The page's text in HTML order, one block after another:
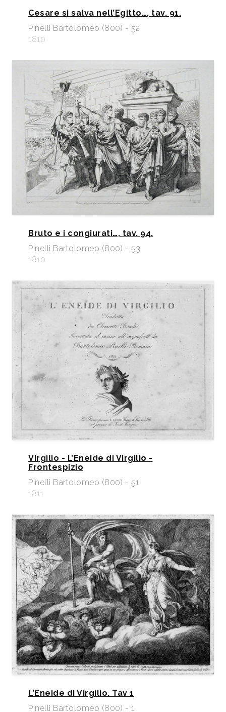
Cesare si salva nell’Egitto…, tav. 91.
Pinelli Bartolomeo (800) - 52
1810
Bruto e i congiurati…, tav. 94.
Pinelli Bartolomeo (800) - 53
1810
Virgilio - L’Eneide di Virgilio -
Frontespizio
Pinelli Bartolomeo (800) - 51
1811
L’Eneide di Virgilio. Tav 1
Pinelli Bartolomeo (800) - 1